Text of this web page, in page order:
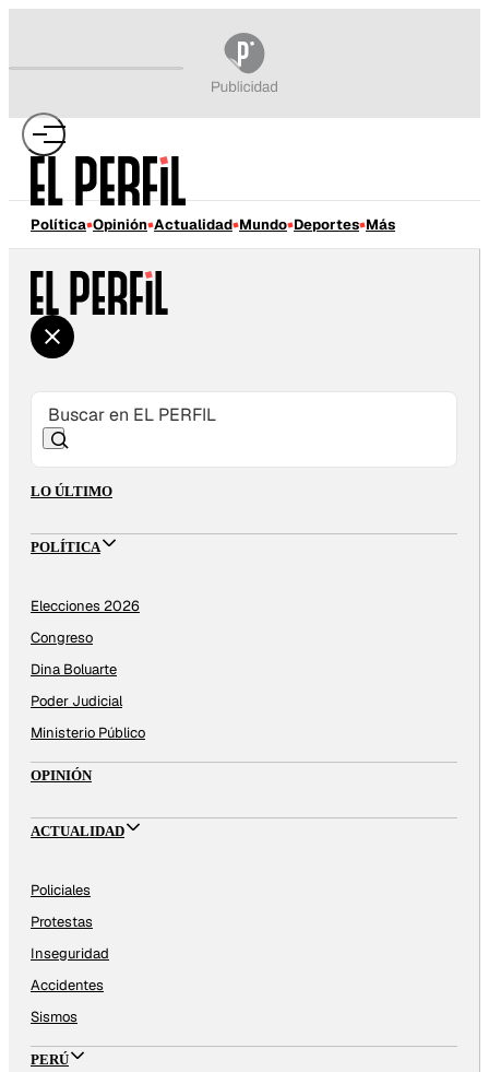
Política Opinión Actualidad Mundo Deportes Más
LO ÚLTIMO
POLÍTICA
Elecciones 2026
Congreso
Dina Boluarte
Poder Judicial
Ministerio Público
OPINIÓN
ACTUALIDAD
Policiales
Protestas
Inseguridad
Accidentes
Sismos
PERÚ